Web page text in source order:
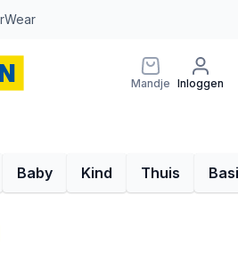
Mandje Inloggen
Baby Kind Thuis